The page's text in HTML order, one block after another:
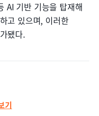
AI 기반 기능을 탑재해
고 있으며, 이러한
됐다.
기